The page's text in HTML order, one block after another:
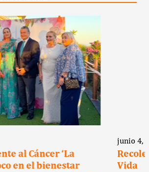
se suma a la Escuela de